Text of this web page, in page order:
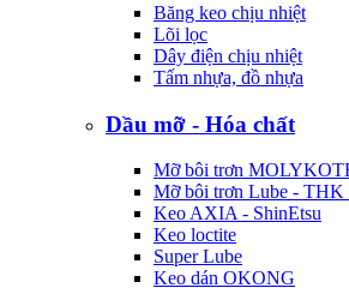
Băng keo chịu nhiệt
Lõi lọc
Dây điện chịu nhiệt
Tấm nhựa, đồ nhựa
Dầu mỡ - Hóa chất
Mỡ bôi trơn
Mỡ bôi trơn Lube - THK
Keo AXIA - ShinEtsu
Keo loctite
Super Lube
Keo dán OKONG